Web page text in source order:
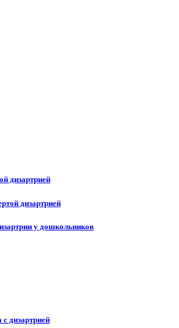
дизартрией
дизартрией
у дошкольников
дизартрией